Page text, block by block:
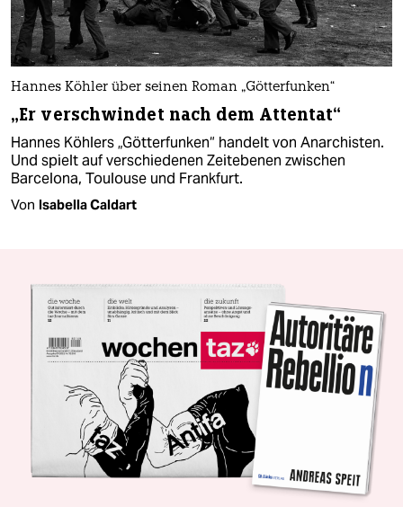
Hannes Köhler über seinen Roman „Götterfunken“
„Er ver­schwindet nach dem Attentat“
Hannes Köhlers „Götterfunken“ handelt von Anarchisten.
Und spielt auf verschiedenen Zeitebenen zwischen
Barcelona, Toulouse und Frankfurt.
Von Isabella Caldart